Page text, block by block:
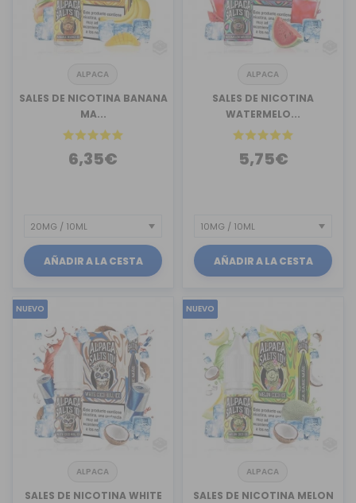
ALPACA
SALES DE NICOTINA BANANA
MA...
6,35€
AÑADIR A LA CESTA
ALPACA
SALES DE NICOTINA
WATERMELO...
5,75€
AÑADIR A LA CESTA
NUEVO
ALPACA
SALES DE NICOTINA WHITE
NUEVO
ALPACA
SALES DE NICOTINA MELON